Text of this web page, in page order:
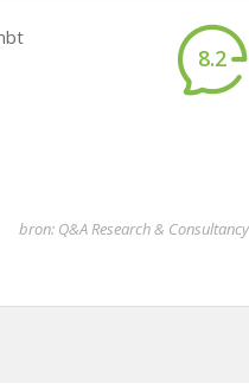
8.2
bron: Q&A Research & Consultancy